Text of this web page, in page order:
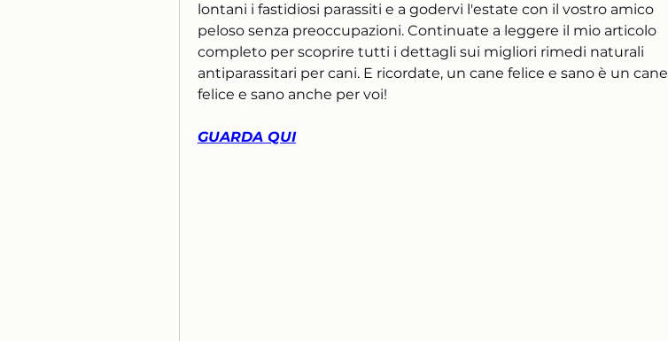
lontani i fastidiosi parassiti e a godervi l'estate con il vostro amico
peloso senza preoccupazioni. Continuate a leggere il mio articolo
completo per scoprire tutti i dettagli sui migliori rimedi naturali
antiparassitari per cani. E ricordate, un cane felice e sano è un cane
felice e sano anche per voi!
GUARDA QUI